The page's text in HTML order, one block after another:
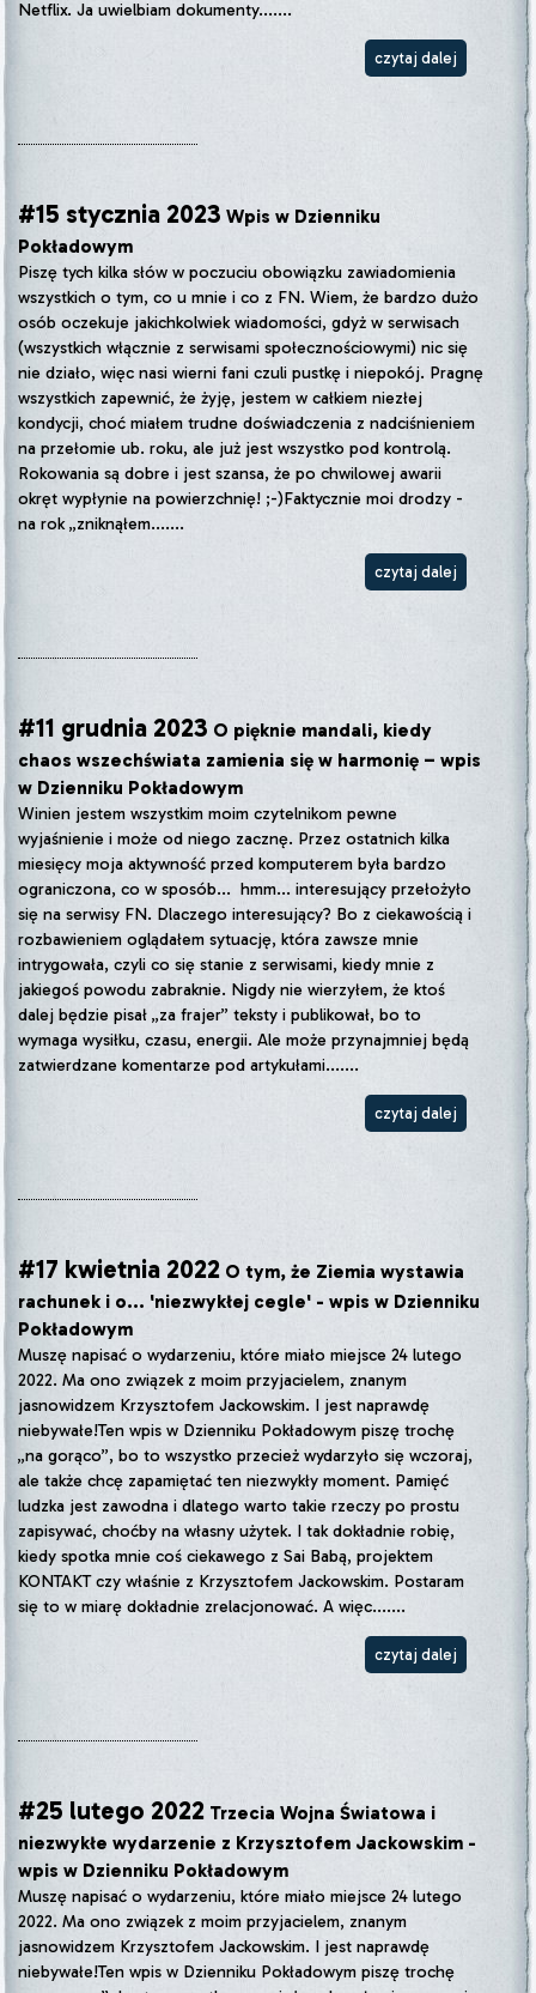
Netflix. Ja uwielbiam dokumenty.......
czytaj dalej
#15 stycznia 2023 Wpis w Dzienniku
Pokładowym
Piszę tych kilka słów w poczuciu obowiązku zawiadomienia
wszystkich o tym, co u mnie i co z FN. Wiem, że bardzo dużo
osób oczekuje jakichkolwiek wiadomości, gdyż w serwisach
(wszystkich włącznie z serwisami społecznościowymi) nic się
nie działo, więc nasi wierni fani czuli pustkę i niepokój. Pragnę
wszystkich zapewnić, że żyję, jestem w całkiem niezłej
kondycji, choć miałem trudne doświadczenia z nadciśnieniem
na przełomie ub. roku, ale już jest wszystko pod kontrolą.
Rokowania są dobre i jest szansa, że po chwilowej awarii
okręt wypłynie na powierzchnię! ;-)Faktycznie moi drodzy -
na rok „zniknąłem.......
czytaj dalej
#11 grudnia 2023 O pięknie mandali, kiedy
chaos wszechświata zamienia się w harmonię – wpis
w Dzienniku Pokładowym
Winien jestem wszystkim moim czytelnikom pewne
wyjaśnienie i może od niego zacznę. Przez ostatnich kilka
miesięcy moja aktywność przed komputerem była bardzo
ograniczona, co w sposób... hmm... interesujący przełożyło
się na serwisy FN. Dlaczego interesujący? Bo z ciekawością i
rozbawieniem oglądałem sytuację, która zawsze mnie
intrygowała, czyli co się stanie z serwisami, kiedy mnie z
jakiegoś powodu zabraknie. Nigdy nie wierzyłem, że ktoś
dalej będzie pisał „za frajer” teksty i publikował, bo to
wymaga wysiłku, czasu, energii. Ale może przynajmniej będą
zatwierdzane komentarze pod artykułami.......
czytaj dalej
#17 kwietnia 2022 O tym, że Ziemia wystawia
rachunek i o... 'niezwykłej cegle' - wpis w Dzienniku
Pokładowym
Muszę napisać o wydarzeniu, które miało miejsce 24 lutego
2022. Ma ono związek z moim przyjacielem, znanym
jasnowidzem Krzysztofem Jackowskim. I jest naprawdę
niebywałe!Ten wpis w Dzienniku Pokładowym piszę trochę
„na gorąco”, bo to wszystko przecież wydarzyło się wczoraj,
ale także chcę zapamiętać ten niezwykły moment. Pamięć
ludzka jest zawodna i dlatego warto takie rzeczy po prostu
zapisywać, choćby na własny użytek. I tak dokładnie robię,
kiedy spotka mnie coś ciekawego z Sai Babą, projektem
KONTAKT czy właśnie z Krzysztofem Jackowskim. Postaram
się to w miarę dokładnie zrelacjonować. A więc.......
czytaj dalej
#25 lutego 2022 Trzecia Wojna Światowa i
niezwykłe wydarzenie z Krzysztofem Jackowskim -
wpis w Dzienniku Pokładowym
Muszę napisać o wydarzeniu, które miało miejsce 24 lutego
2022. Ma ono związek z moim przyjacielem, znanym
jasnowidzem Krzysztofem Jackowskim. I jest naprawdę
niebywałe!Ten wpis w Dzienniku Pokładowym piszę trochę